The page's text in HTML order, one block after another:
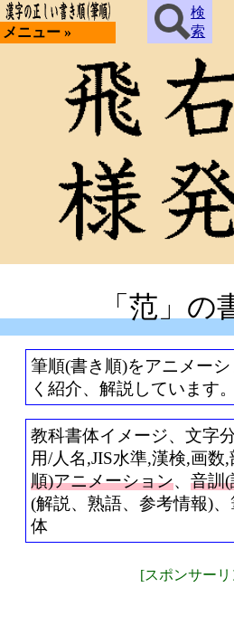
メニュー »
検
索
「范」の
筆順(書き順)をアニメー
く紹介、解説しています。
教科書体イメージ、文字
用/人名,JIS水準,漢検,画数,
順)アニメーション、 音訓
(解説、熟語、参考情報)
体
[スポンサー